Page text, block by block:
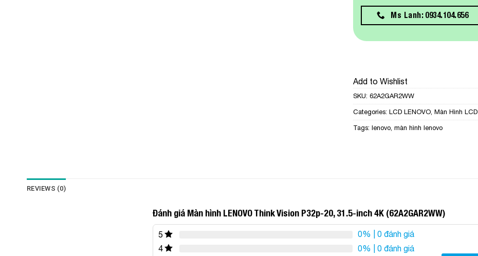
Ms Lanh: 0934.104.656
Add to Wishlist
SKU: 62A2GAR2WW
Categories: LCD LENOVO Màn Hình LCD
Tags: lenovo màn hình lenovo
REVIEWS (0)
Đánh giá Màn hình LENOVO Think Vision P32p-20, 31.5-inch 4K (62A2GAR2WW)
5 0% | 0 đánh giá
4
0% | 0 đánh giá